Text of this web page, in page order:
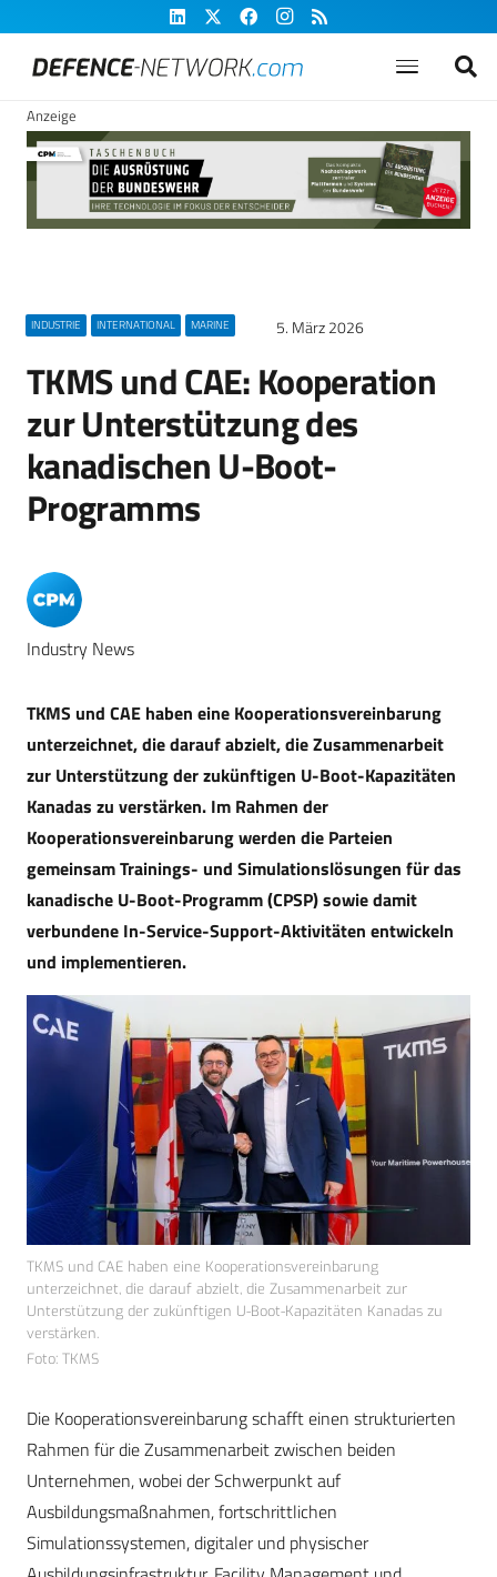
Anzeige
INDUSTRIE INTERNATIONAL MARINE 5. März 2026
TKMS und CAE: Kooperation
zur Unterstützung des
kanadischen U-Boot-
Programms
Industry News
TKMS und CAE haben eine Kooperationsvereinbarung
unterzeichnet, die darauf abzielt, die Zusammenarbeit
zur Unterstützung der zukünftigen U-Boot-Kapazitäten
Kanadas zu verstärken. Im Rahmen der
Kooperationsvereinbarung werden die Parteien
gemeinsam Trainings- und Simulationslösungen für das
kanadische U-Boot-Programm (CPSP) sowie damit
verbundene In-Service-Support-Aktivitäten entwickeln
und implementieren.
TKMS und CAE haben eine Kooperationsvereinbarung
unterzeichnet, die darauf abzielt, die Zusammenarbeit zur
Unterstützung der zukünftigen U-Boot-Kapazitäten Kanadas zu
verstärken.
Foto: TKMS
Die Kooperationsvereinbarung schafft einen strukturierten
Rahmen für die Zusammenarbeit zwischen beiden
Unternehmen, wobei der Schwerpunkt auf
Ausbildungsmaßnahmen, fortschrittlichen
Simulationssystemen, digitaler und physischer